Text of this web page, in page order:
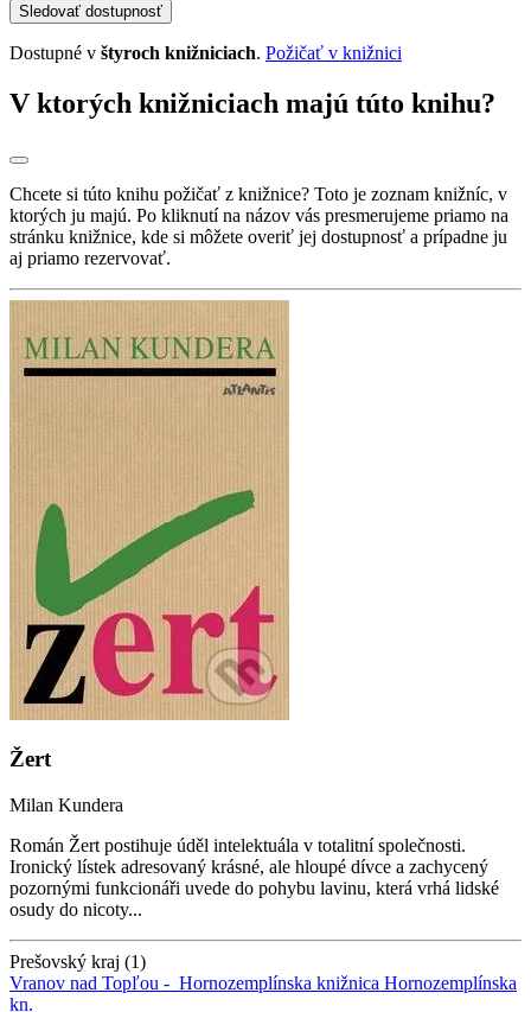
Sledovať dostupnosť
Dostupné v štyroch knižniciach. Požičať v knižnici
V ktorých knižniciach majú túto knihu?
Chcete si túto knihu požičať z knižnice? Toto je zoznam knižníc, v
ktorých ju majú. Po kliknutí na názov vás presmerujeme priamo na
stránku knižnice, kde si môžete overiť jej dostupnosť a prípadne ju
aj priamo rezervovať.
Žert
Milan Kundera
Román Žert postihuje úděl intelektuála v totalitní společnosti.
Ironický lístek adresovaný krásné, ale hloupé dívce a zachycený
pozornými funkcionáři uvede do pohybu lavinu, která vrhá lidské
osudy do nicoty...
Prešovský kraj (1)
Vranov nad Topľou - Hornozemplínska knižnica Hornozemplínska
kn.